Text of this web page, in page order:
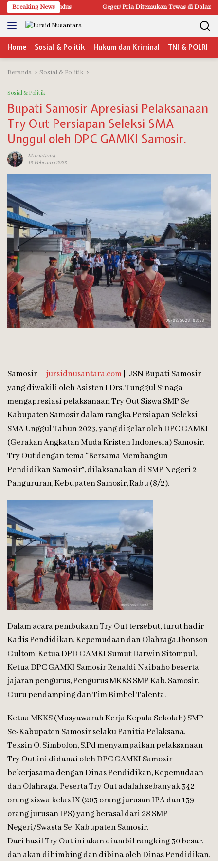
Langsung
ke
konten
Breaking News
Baik Kudus Geger! Pria Ditemukan Tewas di Dalam Mobil
Home Sosial & Politik Hukum dan Kriminal TNI & POLRI
Beranda Sosial & Politik
Sosial & Politik
Bupati Samosir Apresiasi Pelaksanaan
Try Out Persiapan Seleksi SMA
Unggul oleh DPC GAMKI Samosir.
Muriatama
15 Februari 2023
Samosir – jursidnusantara.com || JSN Bupati Samosir
yang diwakili oleh Asisten I Drs. Tunggul Sinaga
mengapresiasi pelaksanaan Try Out Siswa SMP Se-
Kabupaten Samosir dalam rangka Persiapan Seleksi
SMA Unggul Tahun 2023, yang digelar oleh DPC GAMKI
(Gerakan Angkatan Muda Kristen Indonesia) Samosir.
Try Out dengan tema “Bersama Membangun
Pendidikan Samosir”, dilaksanakan di SMP Negeri 2
Pangururan, Kebupaten Samosir, Rabu (8/2).
Dalam acara pembukaan Try Out tersebut, turut hadir
Kadis Pendidikan, Kepemudaan dan Olahraga Jhonson
Gultom, Ketua DPD GAMKI Sumut Darwin Sitompul,
Ketua DPC GAMKI Samosir Renaldi Naibaho beserta
jajaran pengurus, Pengurus MKKS SMP Kab. Samosir,
Guru pendamping dan Tim Bimbel Talenta.
Ketua MKKS (Musyawarah Kerja Kepala Sekolah) SMP
Se-Kabupaten Samosir selaku Panitia Pelaksana,
Teksin O. Simbolon, S.Pd menyampaikan pelaksanaan
Try Out ini didanai oleh DPC GAMKI Samosir
bekerjasama dengan Dinas Pendidikan, Kepemudaan
dan Olahraga. Peserta Try Out adalah sebanyak 342
orang siswa kelas IX (203 orang jurusan IPA dan 139
orang jurusan IPS) yang berasal dari 28 SMP
Negeri/Swasta Se-Kabupaten Samosir.
Dari hasil Try Out ini akan diambil rangking 30 besar,
dan akan dibimbing dan dibina oleh Dinas Pendidikan,